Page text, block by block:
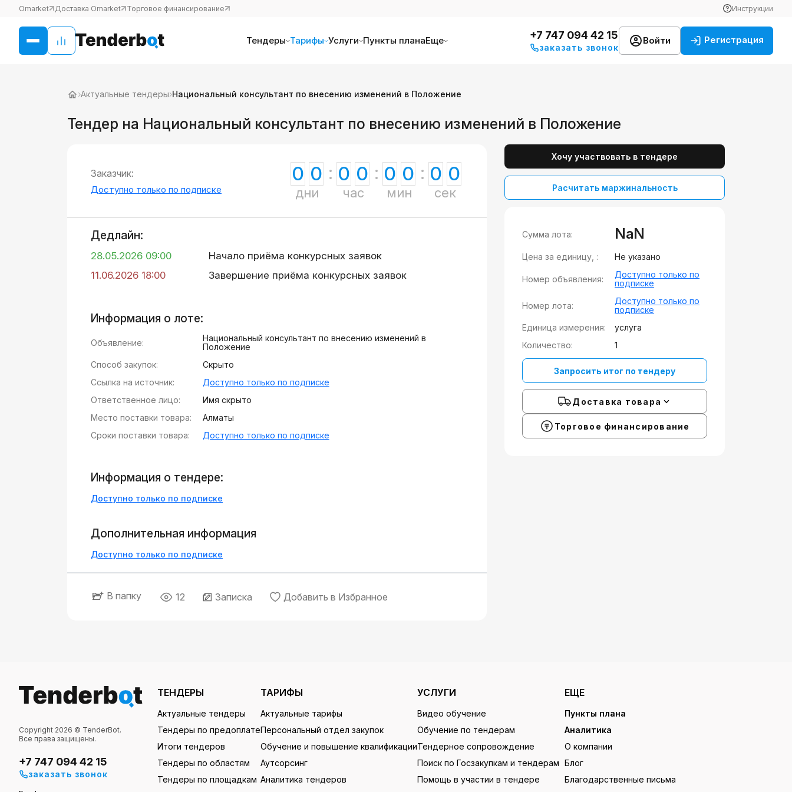
Omarket Доставка Omarket Торговое финансирование Инструкции
Тендеры Тарифы Услуги Пункты планаЕще +7 747 094 42 15
заказать звонок
Войти Регистрация
›Актуальные тендеры›Национальный консультант по внесению изменений в Положение
Тендер на Национальный консультант по внесению изменений в Положение
Заказчик:
Доступно только по подписке
0 0
дни
0 0
час
0 0
мин
0 0
сек
Дедлайн:
28.05.2026 09:00
Начало приёма конкурсных заявок
11.06.2026 18:00
Завершение приёма конкурсных заявок
Информация о лоте:
Объявление:
Национальный консультант по внесению изменений в
Положение
Способ закупок:
Скрыто
Ссылка на источник:
Доступно только по подписке
Ответственное лицо:
Имя скрыто
Место поставки товара:
Алматы
Сроки поставки товара:
Доступно только по подписке
Информация о тендере:
Доступно только по подписке
Дополнительная информация
Доступно только по подписке
В папку 12 Записка Добавить в Избранное
Хочу участвовать в тендере
Расчитать маржинальность
Сумма лота: NaN
Цена за единицу, : Не указано
Номер объявления:
Доступно только по
подписке
Номер лота:
Доступно только по
подписке
Единица измерения:
услуга
Количество:
1
Запросить итог по тендеру
Доставка товара
Торговое финансирование
Copyright 2026 © TenderBot.
Все права защищены.
+7 747 094 42 15
заказать звонок
ТЕНДЕРЫ
Актуальные тендеры
Тендеры по предоплате
Итоги тендеров
Тендеры по областям
Тендеры по площадкам
ТАРИФЫ
Актуальные тарифы
Персональный отдел закупок
Обучение и повышение квалификации
Аутсорсинг
Аналитика тендеров
УСЛУГИ
Видео обучение
Обучение по тендерам
Тендерное сопровождение
Поиск по Госзакупкам и тендерам
Помощь в участии в тендере
ЕЩЕ
Пункты плана
Аналитика
О компании
Блог
Благодарственные письма